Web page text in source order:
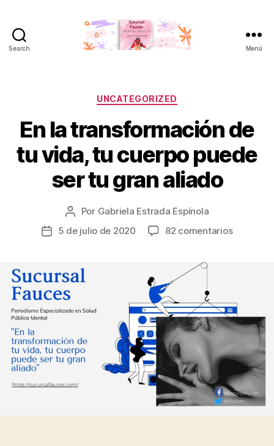
Search Menú
Categorías
UNCATEGORIZED
En la transformación de
tu vida, tu cuerpo puede
ser tu gran aliado
Autor
de
Por Gabriela Estrada Espínola
Fecha
entrada
5 de julio de 2020 82 comentariosen
vida,
tu
cuerpo
puede
ser
tu
gran
aliado